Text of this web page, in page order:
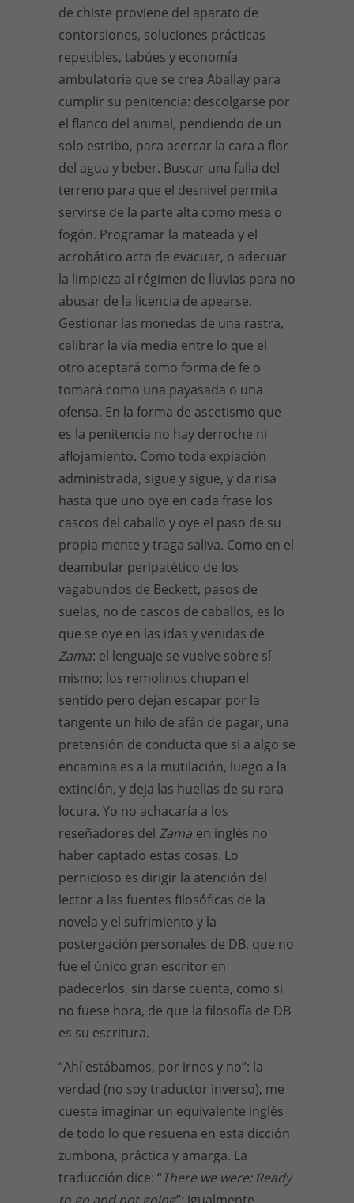
de chiste proviene del aparato de
contorsiones, soluciones prácticas
repetibles, tabúes y economía
ambulatoria que se crea Aballay para
cumplir su penitencia: descolgarse por
el flanco del animal, pendiendo de un
solo estribo, para acercar la cara a flor
del agua y beber. Buscar una falla del
terreno para que el desnivel permita
servirse de la parte alta como mesa o
fogón. Programar la mateada y el
acrobático acto de evacuar, o adecuar
la limpieza al régimen de lluvias para no
abusar de la licencia de apearse.
Gestionar las monedas de una rastra,
calibrar la vía media entre lo que el
otro aceptará como forma de fe o
tomará como una payasada o una
ofensa. En la forma de ascetismo que
es la penitencia no hay derroche ni
aflojamiento. Como toda expiación
administrada, sigue y sigue, y da risa
hasta que uno oye en cada frase los
cascos del caballo y oye el paso de su
propia mente y traga saliva. Como en el
deambular peripatético de los
vagabundos de Beckett, pasos de
suelas, no de cascos de caballos, es lo
que se oye en las idas y venidas de
Zama: el lenguaje se vuelve sobre sí
mismo; los remolinos chupan el
sentido pero dejan escapar por la
tangente un hilo de afán de pagar, una
pretensión de conducta que si a algo se
encamina es a la mutilación, luego a la
extinción, y deja las huellas de su rara
locura. Yo no achacaría a los
reseñadores del Zama en inglés no
haber captado estas cosas. Lo
pernicioso es dirigir la atención del
lector a las fuentes filosóficas de la
novela y el sufrimiento y la
postergación personales de DB, que no
fue el único gran escritor en
padecerlos, sin darse cuenta, como si
no fuese hora, de que la filosofía de DB
es su escritura.
“Ahí estábamos, por irnos y no”: la
verdad (no soy traductor inverso), me
cuesta imaginar un equivalente inglés
de todo lo que resuena en esta dicción
zumbona, práctica y amarga. La
traducción dice: “There we were: Ready